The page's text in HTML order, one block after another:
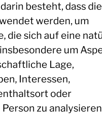
besteht, dass
werden, um
die sich auf eine
um
Lage,
Interessen,
oder
zu